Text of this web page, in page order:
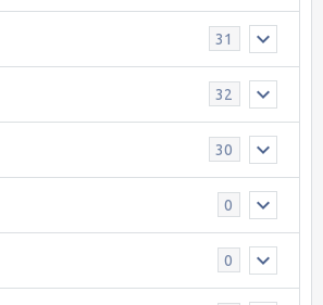
31
32
30
0
0